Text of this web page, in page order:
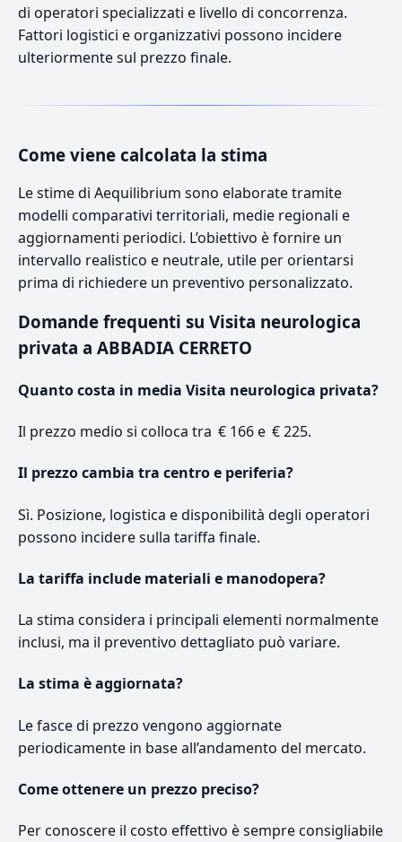
di operatori specializzati e livello di concorrenza.
Fattori logistici e organizzativi possono incidere
ulteriormente sul prezzo finale.
Come viene calcolata la stima
Le stime di Aequilibrium sono elaborate tramite
modelli comparativi territoriali, medie regionali e
aggiornamenti periodici. L’obiettivo è fornire un
intervallo realistico e neutrale, utile per orientarsi
prima di richiedere un preventivo personalizzato.
Domande frequenti su Visita neurologica
privata a ABBADIA CERRETO
Quanto costa in media Visita neurologica privata?
Il prezzo medio si colloca tra € 166 e € 225.
Il prezzo cambia tra centro e periferia?
Sì. Posizione, logistica e disponibilità degli operatori
possono incidere sulla tariffa finale.
La tariffa include materiali e manodopera?
La stima considera i principali elementi normalmente
inclusi, ma il preventivo dettagliato può variare.
La stima è aggiornata?
Le fasce di prezzo vengono aggiornate
periodicamente in base all’andamento del mercato.
Come ottenere un prezzo preciso?
Per conoscere il costo effettivo è sempre consigliabile